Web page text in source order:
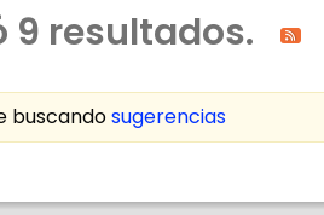
9 resultados.
buscandosugerencias